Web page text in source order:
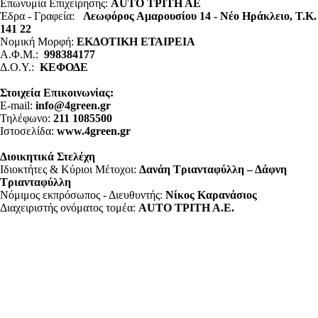
Επωνυμία Επιχείρησης: AUTO ΤΡΙΤΗ ΑΕ
Έδρα - Γραφεία: Λεωφόρος Αμαρουσίου 14 - Νέο Ηράκλειο, Τ.Κ.
141 22
Νομική Μορφή: ΕΚΔΟΤΙΚΗ ΕΤΑΙΡΕΙΑ
Α.Φ.Μ.: 998384177
Δ.Ο.Υ.: ΚΕΦΟΔΕ
Στοιχεία Επικοινωνίας:
E-mail: info@4green.gr
Τηλέφωνο: 211 1085500
Ιστοσελίδα: www.4green.gr
Διοικητικά Στελέχη
Ιδιοκτήτες & Κύριοι Μέτοχοι: Δανάη Τριανταφύλλη – Δάφνη
Τριανταφύλλη
Νόμιμος εκπρόσωπος - Διευθυντής: Νίκος Καρανάσιος
Διαχειριστής ονόματος τομέα: ΑUTO ΤΡΙΤΗ Α.Ε.